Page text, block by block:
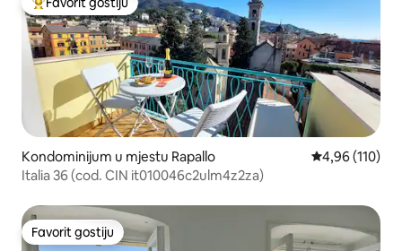
Glavni favorit gostiju
Kondominijum u mjestu Rapallo prosječna
4,96 (110)
Italia 36 (cod. CIN it010046c2ulm4z2za)
Favorit gostiju
Favorit gostiju